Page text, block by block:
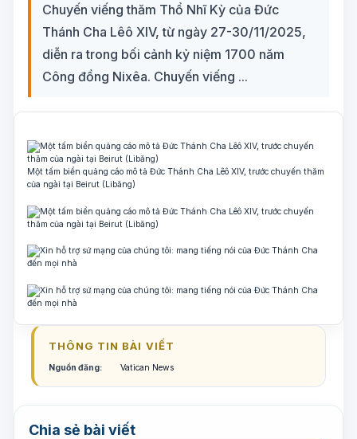
Chuyến viếng thăm Thổ Nhĩ Kỳ của Đức
Thánh Cha Lêô XIV, từ ngày 27-30/11/2025,
diễn ra trong bối cảnh kỷ niệm 1700 năm
Công đồng Nixêa. Chuyến viếng ...
Một tấm biển quảng cáo mô tả Đức Thánh Cha Lêô XIV, trước chuyến thăm ​​
của ngài tại Beirut (Libăng)
THÔNG TIN BÀI VIẾT
Nguồn đăng: Vatican News
Chia sẻ bài viết